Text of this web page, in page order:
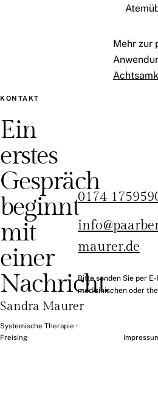
Mehr zur
KONTAKT
Ein
erstes
Gespräch
beginnt
mit
einer
Nachricht.
0174
maurer.de
Bitte senden Sie per
medizinischen oder
Sandra Maurer
Systemische Therapie ·
Freising